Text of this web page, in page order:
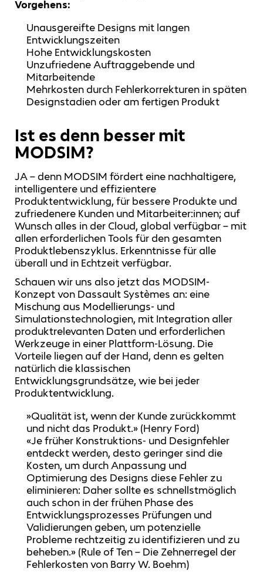
Vorgehens:
Unausgereifte Designs mit langen
Entwicklungszeiten
Hohe Entwicklungskosten
Unzufriedene Auftraggebende und
Mitarbeitende
Mehrkosten durch Fehlerkorrekturen in späten
Designstadien oder am fertigen Produkt
Ist es denn besser mit
MODSIM?
JA – denn MODSIM fördert eine nachhaltigere,
intelligentere und effizientere
Produktentwicklung, für bessere Produkte und
zufriedenere Kunden und Mitarbeiter:innen; auf
Wunsch alles in der Cloud, global verfügbar – mit
allen erforderlichen Tools für den gesamten
Produktlebenszyklus. Erkenntnisse für alle
überall und in Echtzeit verfügbar.
Schauen wir uns also jetzt das MODSIM-
Konzept von Dassault Systèmes an: eine
Mischung aus Modellierungs- und
Simulationstechnologien, mit Integration aller
produktrelevanten Daten und erforderlichen
Werkzeuge in einer Plattform-Lösung. Die
Vorteile liegen auf der Hand, denn es gelten
natürlich die klassischen
Entwicklungsgrundsätze, wie bei jeder
Produktentwicklung.
»Qualität ist, wenn der Kunde zurückkommt
und nicht das Produkt.» (Henry Ford)
«Je früher Konstruktions- und Designfehler
entdeckt werden, desto geringer sind die
Kosten, um durch Anpassung und
Optimierung des Designs diese Fehler zu
eliminieren: Daher sollte es schnellstmöglich
auch schon in der frühen Phase des
Entwicklungsprozesses Prüfungen und
Validierungen geben, um potenzielle
Probleme rechtzeitig zu identifizieren und zu
beheben.» (Rule of Ten – Die Zehnerregel der
Fehlerkosten von Barry W. Boehm)